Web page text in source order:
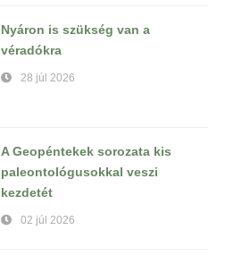
Nyáron is szükség van a
véradókra
28 júl 2026
A Geopéntekek sorozata kis
paleontológusokkal veszi
kezdetét
02 júl 2026